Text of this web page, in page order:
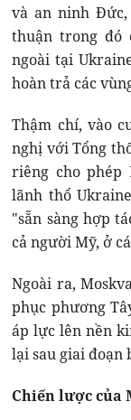
và an ninh Đức,
thuận trong đó
ngoài tại
hoàn trả các
Thậm chí, vào
nghị với Tổng
riêng cho phép
lãnh thổ
"sẵn sàng hợp
cả người Mỹ, ở
Ngoài ra,
phục phương
áp lực lên nền
lại sau giai đoạn
Chiến lược của